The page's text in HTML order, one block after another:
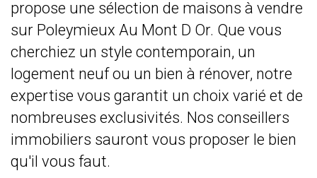
propose une sélection de maisons à vendre
sur Poleymieux Au Mont D Or. Que vous
cherchiez un style contemporain, un
logement neuf ou un bien à rénover, notre
expertise vous garantit un choix varié et de
nombreuses exclusivités. Nos conseillers
immobiliers sauront vous proposer le bien
qu'il vous faut.